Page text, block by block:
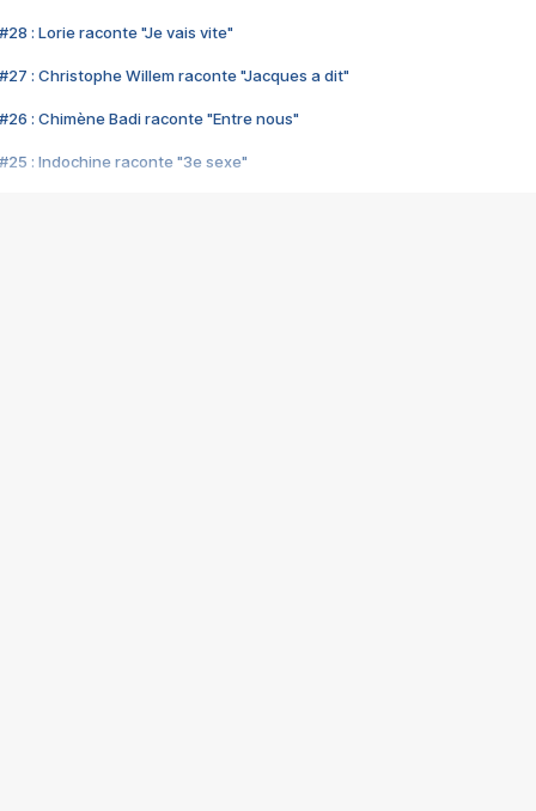
#28 : Lorie raconte "Je vais vite"
#27 : Christophe Willem raconte "Jacques a dit"
#26 : Chimène Badi raconte "Entre nous"
#25 : Indochine raconte "3e sexe"